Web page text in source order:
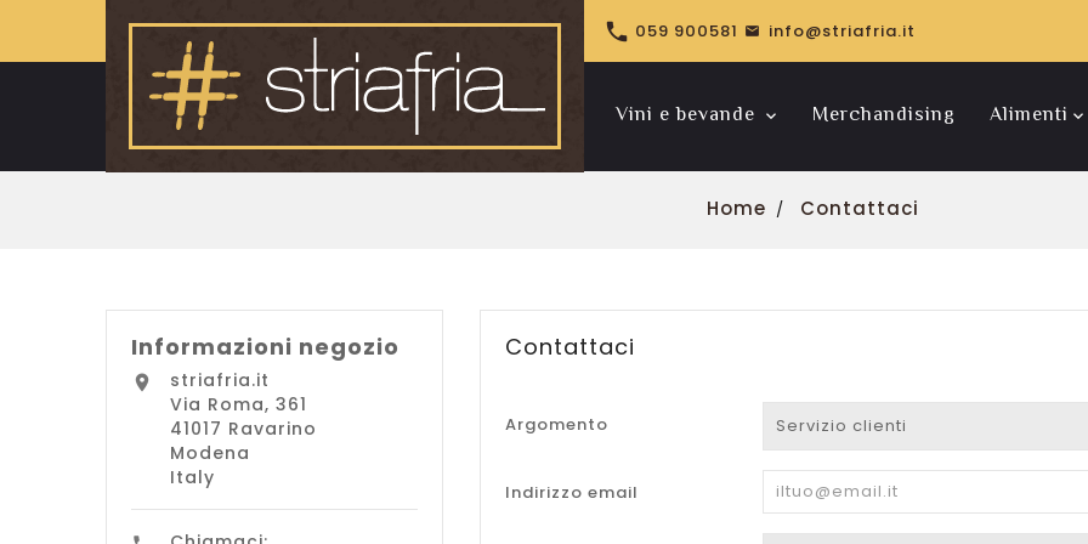
 059 900581 info@striafria.it
Vini e bevande Merchandising Alimenti
Home Contattaci
Informazioni negozio

striafria.it
Via Roma, 361
41017 Ravarino
Modena
Italy
Contattaci
Argomento
Indirizzo email